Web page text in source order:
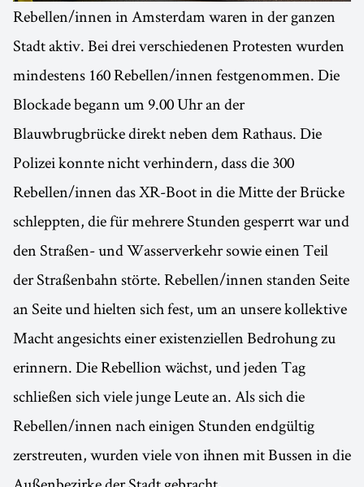
Rebellen/innen in Amsterdam waren in der ganzen
Stadt aktiv. Bei drei verschiedenen Protesten wurden
mindestens 160 Rebellen/innen festgenommen. Die
Blockade begann um 9.00 Uhr an der
Blauwbrugbrücke direkt neben dem Rathaus. Die
Polizei konnte nicht verhindern, dass die 300
Rebellen/innen das XR-Boot in die Mitte der Brücke
schleppten, die für mehrere Stunden gesperrt war und
den Straßen- und Wasserverkehr sowie einen Teil
der Straßenbahn störte. Rebellen/innen standen Seite
an Seite und hielten sich fest, um an unsere kollektive
Macht angesichts einer existenziellen Bedrohung zu
erinnern. Die Rebellion wächst, und jeden Tag
schließen sich viele junge Leute an. Als sich die
Rebellen/innen nach einigen Stunden endgültig
zerstreuten, wurden viele von ihnen mit Bussen in die